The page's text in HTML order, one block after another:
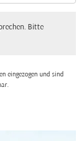
Bitte
eingezogen und sind